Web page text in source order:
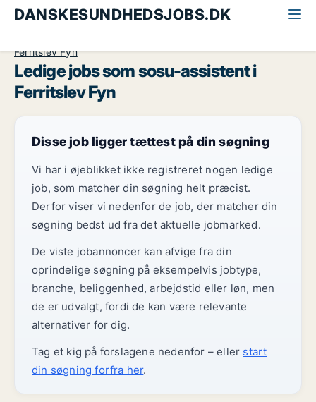
DANSKESUNDHEDSJOBS.DK
Ferritslev Fyn
Ledige jobs som sosu-assistent i
Ferritslev Fyn
Disse job ligger tættest på din søgning
Vi har i øjeblikket ikke registreret nogen ledige
job, som matcher din søgning helt præcist.
Derfor viser vi nedenfor de job, der matcher din
søgning bedst ud fra det aktuelle jobmarked.
De viste jobannoncer kan afvige fra din
oprindelige søgning på eksempelvis jobtype,
branche, beliggenhed, arbejdstid eller løn, men
de er udvalgt, fordi de kan være relevante
alternativer for dig.
Tag et kig på forslagene nedenfor – eller start
din søgning forfra her.